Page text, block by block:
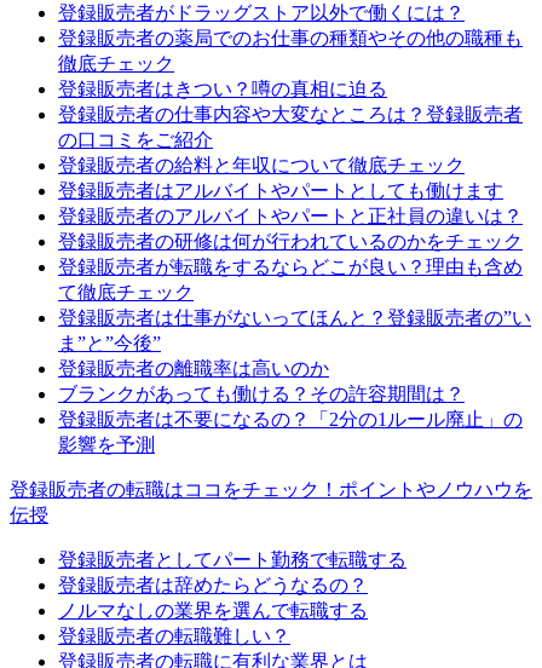
登録販売者がドラッグストア以外で働くには？
登録販売者の薬局でのお仕事の種類やその他の職種も
徹底チェック
登録販売者はきつい？噂の真相に迫る
登録販売者の仕事内容や大変なところは？登録販売者
の口コミをご紹介
登録販売者の給料と年収について徹底チェック
登録販売者はアルバイトやパートとしても働けます
登録販売者のアルバイトやパートと正社員の違いは？
登録販売者の研修は何が行われているのかをチェック
登録販売者が転職をするならどこが良い？理由も含め
て徹底チェック
登録販売者は仕事がないってほんと？登録販売者の”い
ま”と”今後”
登録販売者の離職率は高いのか
ブランクがあっても働ける？その許容期間は？
登録販売者は不要になるの？「2分の1ルール廃止」の
影響を予測
登録販売者の転職はココをチェック！ポイントやノウハウを
伝授
登録販売者としてパート勤務で転職する
登録販売者は辞めたらどうなるの？
ノルマなしの業界を選んで転職する
登録販売者の転職難しい？
登録販売者の転職に有利な業界とは